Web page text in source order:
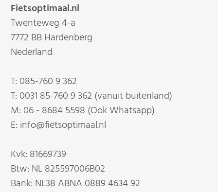
Fietsoptimaal.nl
Twenteweg 4-a
7772 BB Hardenberg
Nederland
T: 085-760 9 362
T: 0031 85-760 9 362 (vanuit buitenland)
M: 06 - 8684 5598 (Ook Whatsapp)
E: info@fietsoptimaal.nl
Kvk: 81669739
Btw: NL 825597006B02
Bank: NL38 ABNA 0889 4634 92